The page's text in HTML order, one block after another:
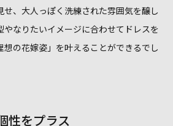
せ、大人っぽく洗練された雰囲気を醸し
やなりたいイメージに合わせてドレスを
想の花嫁姿」を叶えることができるでし
性をプラス